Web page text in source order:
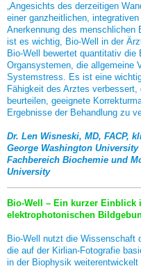
„Angesichts des derzeitigen
einer ganzheitlichen,
Anerkennung des
ist es wichtig, Bio-Well in der
Bio-Well bewertet quantitativ die
Organsystemen, die allgemeine
Systemstress. Es ist eine
Fähigkeit des Arztes
beurteilen, geeignete
Ergebnisse der Behandlung zu
Dr. Len Wisneski, MD, FACP,
George Washington
Fachbereich Biochemie und
University
Bio-Well – Ein kurzer Einblick
elektrophotonischen
Bio-Well nutzt die Wissenschaft
die auf der Kirlian-Fotografie
in der Biophysik weiterentwickelt